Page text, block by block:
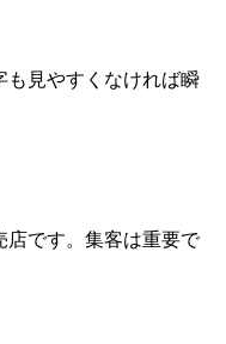
も見やすくなければ瞬
店です。集客は重要で